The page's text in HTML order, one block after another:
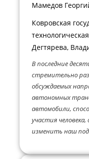
Мамедов
Ковровская
Дегтярева,
В последние
стремительно
обсуждаемых
автономных
автомобили,
участия
изменить наш